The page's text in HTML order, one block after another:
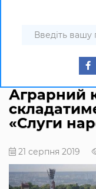
Аграрний
«Слуги
21 серпня 2019